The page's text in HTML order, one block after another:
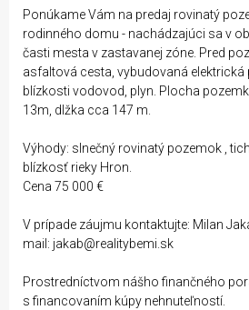
Ponúkame Vám na predaj rovinatý
rodinného domu - nachádzajúci sa v
časti mesta v zastavanej zóne. Pred
asfaltová cesta, vybudovaná elektrická
blízkosti vodovod, plyn. Plocha
13m, dlžka cca 147 m.
Výhody: slnečný rovinatý pozemok ,
blízkosť rieky Hron.
Cena 75 000 €
V prípade záujmu kontaktujte: Milan
mail: jakab@realitybemi.sk
Prostredníctvom nášho finančného
s financovaním kúpy nehnuteľností.